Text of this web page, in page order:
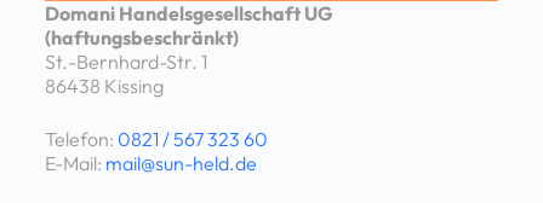
Domani Handelsgesellschaft UG
(haftungsbeschränkt)
St.-Bernhard-Str. 1
86438 Kissing
Telefon: 0821 / 567 323 60
E-Mail: mail@sun-held.de